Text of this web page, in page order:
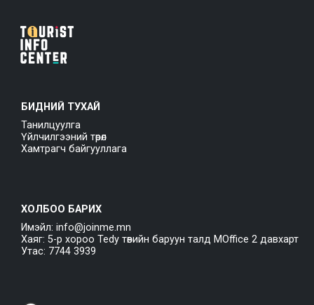
БИДНИЙ ТУХАЙ
Танилцуулга
Үйлчилгээний төрөл
Хамтрагч байгууллага
ХОЛБОО БАРИХ
Имэйл: info@joinme.mn
Хаяг: 5-р хороо Tedy төвийн баруун талд MOffice 2 давхарт
Утас: 7744 3939